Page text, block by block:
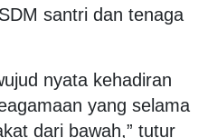
santri dan tenaga
nyata kehadiran
yang selama
dari bawah,” tutur